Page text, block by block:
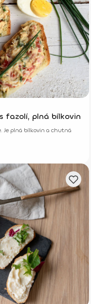
fazolí, plná bílkovin
Je plná bílkovin a chutná